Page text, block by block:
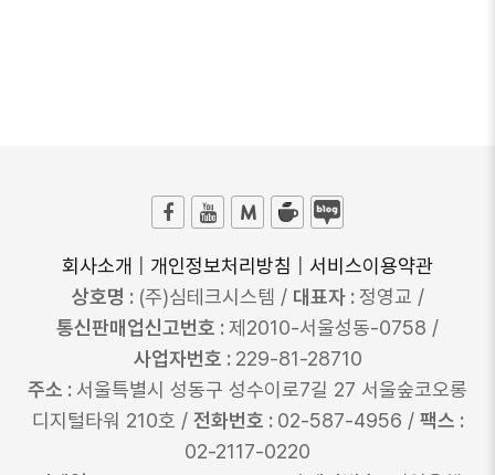
회사소개 개인정보처리방침
서비스이용약관
상호명 : (주)심테크시스템 / 대표자 :정영교 /
통신판매업신고번호 :제2010-서울성동-0758 /
사업자번호 : 229-81-28710
주소 : 서울특별시 성동구 성수이로7길 27 서울숲코오롱
디지털타워 210호 / 전화번호 : 02-587-4956 / 팩스 :
02-2117-0220